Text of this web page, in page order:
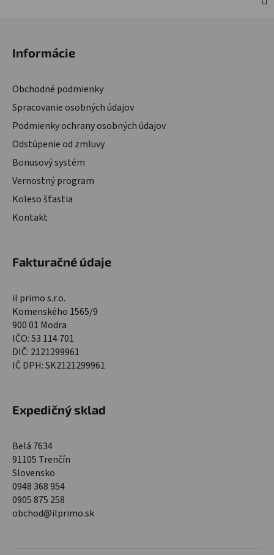
Informácie
Obchodné podmienky
Spracovanie osobných údajov
Podmienky ochrany osobných údajov
Odstúpenie od zmluvy
Bonusový systém
Vernostný program
Koleso šťastia
Kontakt
Fakturačné údaje
il primo s.r.o.
Komenského 1565/9
900 01 Modra
IČO: 53 114 701
DIČ: 2121299961
IČ DPH: SK2121299961
Expedičný sklad
Belá 7634
91105 Trenčín
Slovensko
0948 368 954
0905 875 258
obchod@ilprimo.sk